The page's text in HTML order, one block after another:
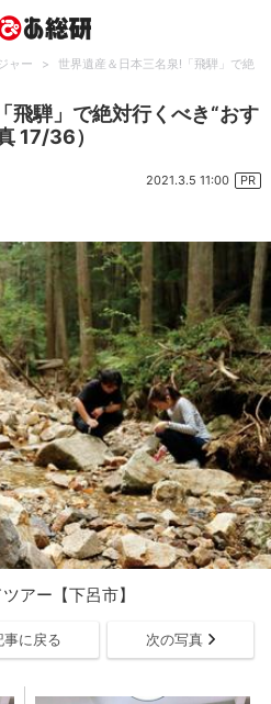
ャー >
世界遺産＆日本三名泉!「飛騨」で絶
飛騨」で絶対行くべき“おす
17/36）
2021.3.5 11:00 PR
アー【下呂市】
事に戻る 次の写真